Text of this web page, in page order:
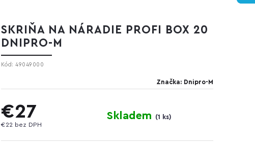
SKRIŇA NA NÁRADIE PROFI BOX 20
DNIPRO-M
Kód: 49049000
Značka: Dnipro-M
€27
€22 bez DPH
Skladem (1 ks)